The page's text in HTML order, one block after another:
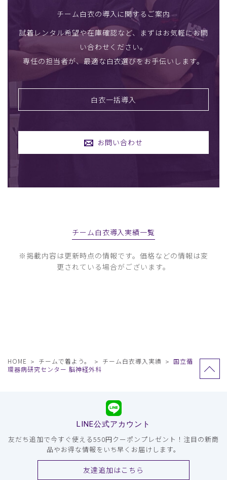
チーム白衣の導入に関するご案内
試着レンタル希望や在庫確認など、まずはお気軽にお問
い合わせください。
専任の担当者が、最適な白衣選びをお手伝いします。
白衣一括導入
お問い合わせ
チーム白衣導入実績一覧
※掲載内容は更新時点の情報です。価格などの情報は変
更されている場合がございます。
HOME チームで着よう。 チーム白衣導入実績
国立循
環器病研究センター 脳神経外科
LINE公式アカウント
友だち追加で今すぐ使える550円クーポンプレゼント！注目の新商
品やお得な情報をいち早くお届けします。
友達追加はこちら